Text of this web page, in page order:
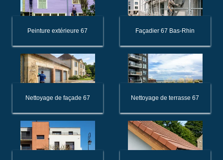
Peinture extérieure 67 Façadier 67 Bas-Rhin
Nettoyage de façade 67 Nettoyage de terrasse 67